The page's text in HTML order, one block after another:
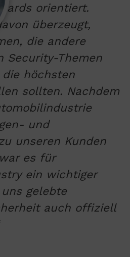
orientiert.
überzeugt,
die andere
Security-Themen
höchsten
sollten. Nachdem
und
unseren Kunden
es für
ein wichtiger
gelebte
auch offiziell